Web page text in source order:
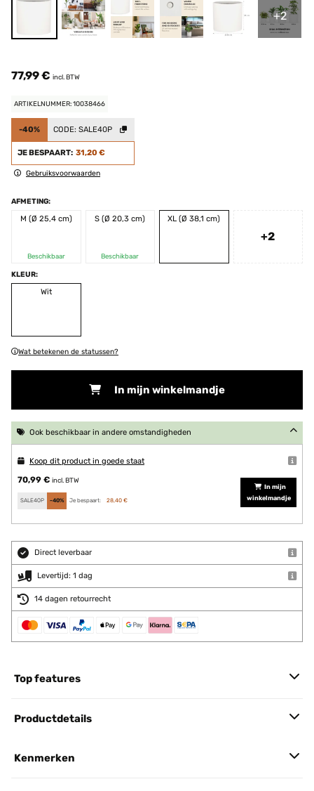
+2
77,99 € incl. BTW
ARTIKELNUMMER: 10038466
-40% CODE: SALE40P
JE BESPAART: 31,20 €
Gebruiksvoorwaarden
AFMETING:
M (Ø 25,4 cm)
Beschikbaar
S (Ø 20,3 cm)
Beschikbaar
XL (Ø 38,1 cm)
+2
KLEUR:
Wit
Wat betekenen de statussen?
In mijn winkelmandje
Ook beschikbaar in andere omstandigheden
Koop dit product in goede staat
70,99 € incl. BTW
SALE40P -40% Je bespaart: 28,40 €
In mijn
winkelmandje
Direct leverbaar
Levertijd: 1 dag
14 dagen retourrecht
Top features
Productdetails
Kenmerken